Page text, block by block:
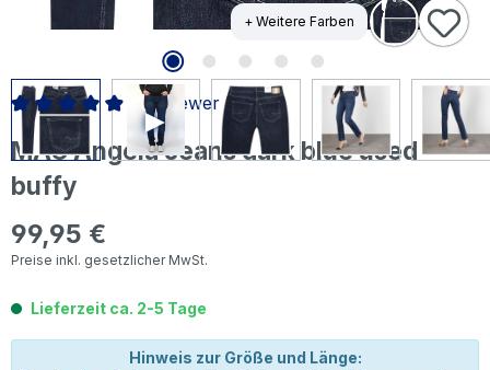
+ Weitere Farben
MAC Angela Jeans dark blue used
buffy
Regulärer Preis:
99,95 €
Preise inkl. gesetzlicher MwSt.
Durchschnittliche Bewertung von 4.94 von 5 Sternen
67 Bewertungen
Lieferzeit ca. 2-5 Tage
Hinweis zur Größe und Länge: